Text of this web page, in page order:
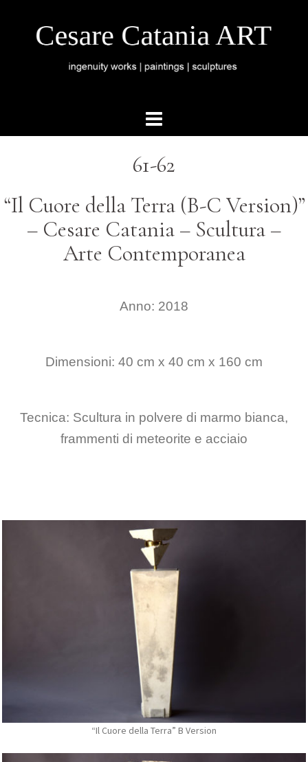
61-62
“Il Cuore della Terra (B-C Version)”
– Cesare Catania – Scultura –
Arte Contemporanea
Anno: 2018
Dimensioni: 40 cm x 40 cm x 160 cm
Tecnica: Scultura in polvere di marmo bianca,
frammenti di meteorite e acciaio
“Il Cuore della Terra” B Version